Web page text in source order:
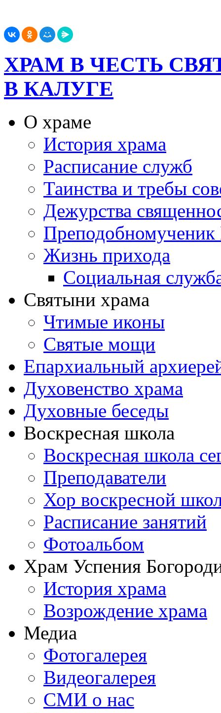
ХРАМ В ЧЕСТЬ
В КАЛУГЕ
О храме
История храма
Расписание служб
Таинства и требы
Дежурства
Жизнь прихода
Социальная
Святыни храма
Чтимые иконы
Святые мощи
Епархиальный
Духовенство храма
Духовные беседы
Воскресная школа
Воскресная школа
Преподаватели
Хор воскресной
Расписание занятий
Фотоальбом
Храм Успения
История храма
Возрождение храма
Медиа
Фотогалерея
Видеогалерея
СМИ о нас